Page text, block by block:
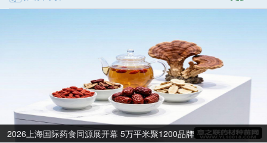
2026上海国际药食同源展开幕 5万平米聚1200品牌